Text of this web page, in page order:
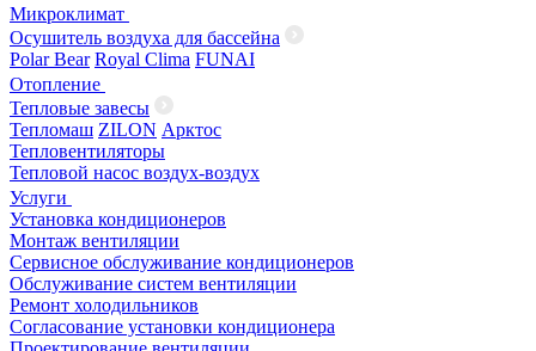
Микроклимат
Осушитель воздуха для бассейна
Polar Bear Royal Clima FUNAI
Отопление
Тепловые завесы
Тепломаш ZILON Арктос
Тепловентиляторы
Тепловой насос воздух-воздух
Услуги
Установка кондиционеров
Монтаж вентиляции
Сервисное обслуживание кондиционеров
Обслуживание систем вентиляции
Ремонт холодильников
Согласование установки кондиционера